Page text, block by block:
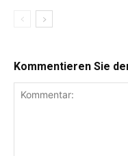
Kommentieren Sie